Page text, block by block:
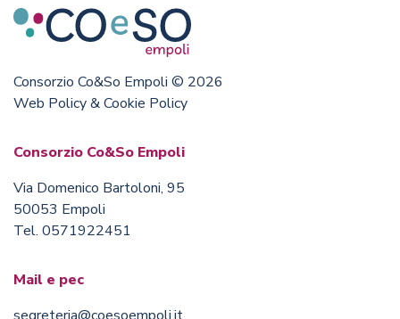
Consorzio Co&So Empoli © 2026
Web Policy & Cookie Policy
Consorzio Co&So Empoli
Via Domenico Bartoloni, 95
50053 Empoli
Tel. 0571922451
Mail e pec